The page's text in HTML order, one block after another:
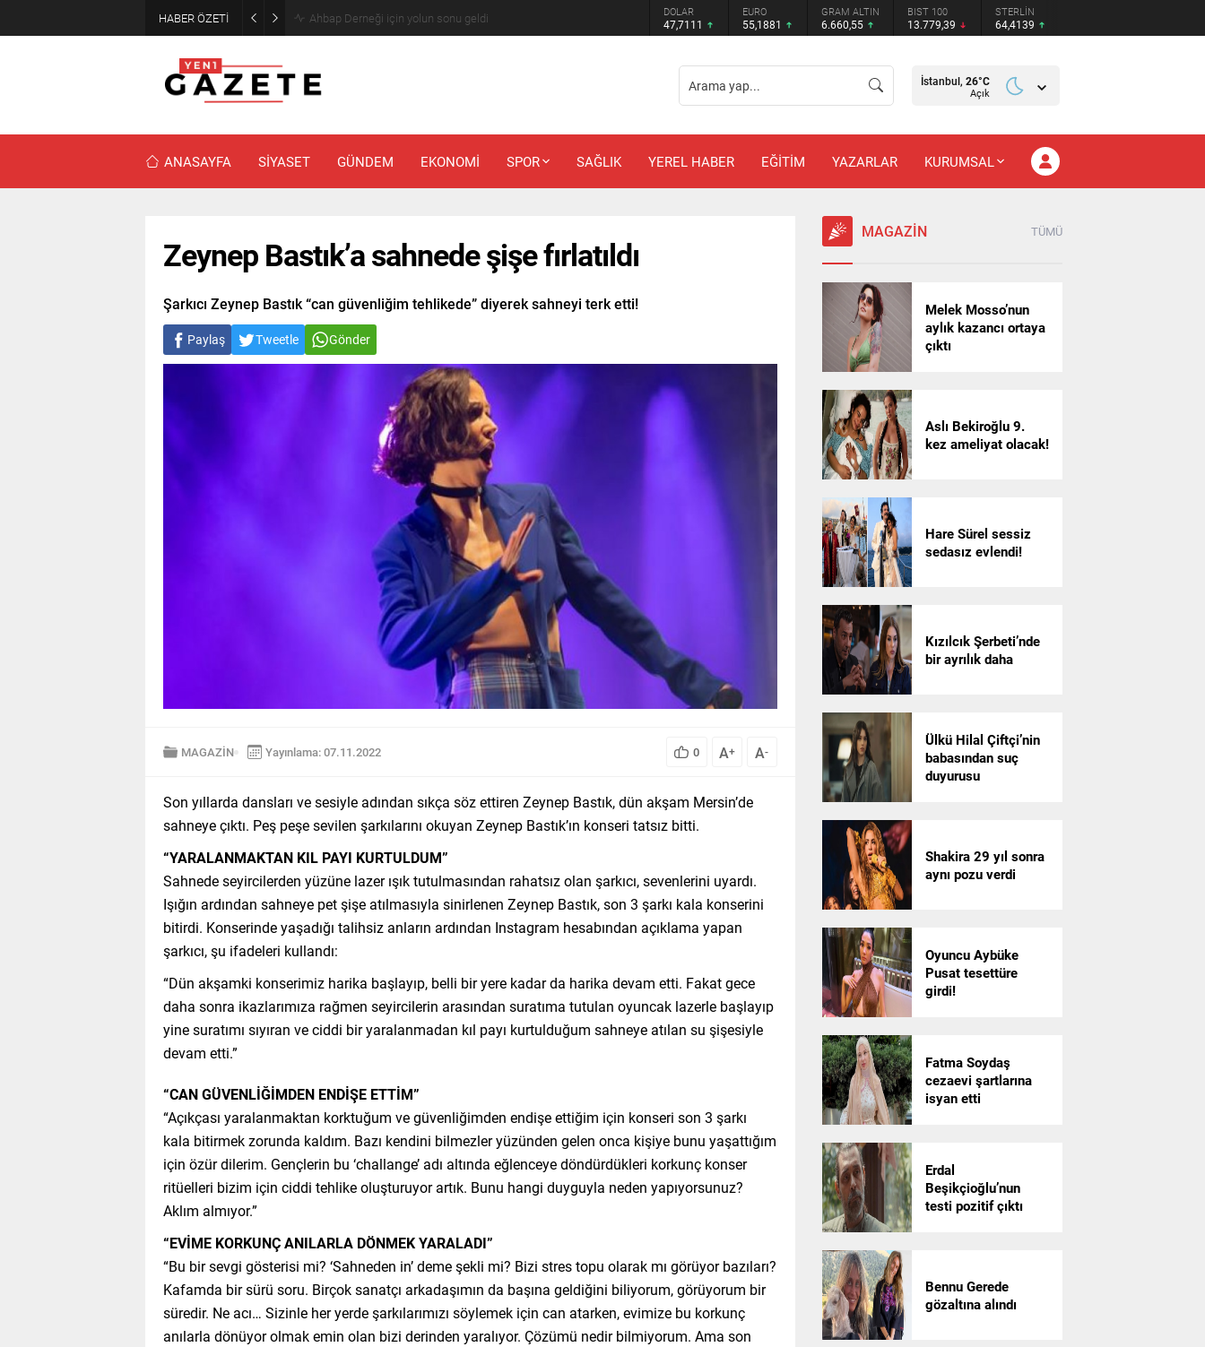
HABER ÖZETİ Mourinho’dan Arda Güler’e kötü haber DOLAR
47,7111
EURO
55,1881
GRAM ALTIN
6.660,55
BIST 100
13.779,39
STERLİN
64,4139
İstanbul, 26°C
Açık
ANASAYFA SİYASET GÜNDEM EKONOMİ SPOR SAĞLIK YEREL HABER EĞİTİM YAZARLAR KURUMSAL
Zeynep Bastık’a sahnede şişe fırlatıldı
Şarkıcı Zeynep Bastık “can güvenliğim tehlikede” diyerek sahneyi terk etti!
Paylaş Tweetle Gönder
MAGAZİN Yayınlama: 07.11.2022 0 A+ A-
Son yıllarda dansları ve sesiyle adından sıkça söz ettiren Zeynep Bastık, dün akşam Mersin’de
sahneye çıktı. Peş peşe sevilen şarkılarını okuyan Zeynep Bastık’ın konseri tatsız bitti.
“YARALANMAKTAN KIL PAYI KURTULDUM”
Sahnede seyircilerden yüzüne lazer ışık tutulmasından rahatsız olan şarkıcı, sevenlerini uyardı.
Işığın ardından sahneye pet şişe atılmasıyla sinirlenen Zeynep Bastık, son 3 şarkı kala konserini
bitirdi. Konserinde yaşadığı talihsiz anların ardından Instagram hesabından açıklama yapan
şarkıcı, şu ifadeleri kullandı:
“Dün akşamki konserimiz harika başlayıp, belli bir yere kadar da harika devam etti. Fakat gece
daha sonra ikazlarımıza rağmen seyircilerin arasından suratıma tutulan oyuncak lazerle başlayıp
yine suratımı sıyıran ve ciddi bir yaralanmadan kıl payı kurtulduğum sahneye atılan su şişesiyle
devam etti.”
“CAN GÜVENLİĞİMDEN ENDİŞE ETTİM”
“Açıkçası yaralanmaktan korktuğum ve güvenliğimden endişe ettiğim için konseri son 3 şarkı
kala bitirmek zorunda kaldım. Bazı kendini bilmezler yüzünden gelen onca kişiye bunu yaşattığım
için özür dilerim. Gençlerin bu ‘challange’ adı altında eğlenceye döndürdükleri korkunç konser
ritüelleri bizim için ciddi tehlike oluşturuyor artık. Bunu hangi duyguyla neden yapıyorsunuz?
Aklım almıyor.”
“EVİME KORKUNÇ ANILARLA DÖNMEK YARALADI”
“Bu bir sevgi gösterisi mi? ‘Sahneden in’ deme şekli mi? Bizi stres topu olarak mı görüyor bazıları?
Kafamda bir sürü soru. Birçok sanatçı arkadaşımın da başına geldiğini biliyorum, görüyorum bir
süredir. Ne acı… Sizinle her yerde şarkılarımızı söylemek için can atarken, evimize bu korkunç
anılarla dönüyor olmak emin olan bizi derinden yaralıyor. Çözümü nedir bilmiyorum. Ama son
MAGAZİN TÜMÜ
Melek Mosso’nun
aylık kazancı ortaya
çıktı
Aslı Bekiroğlu 9.
kez ameliyat olacak!
Hare Sürel sessiz
sedasız evlendi!
Kızılcık Şerbeti’nde
bir ayrılık daha
Ülkü Hilal Çiftçi’nin
babasından suç
duyurusu
Shakira 29 yıl sonra
aynı pozu verdi
Oyuncu Aybüke
Pusat tesettüre
girdi!
Fatma Soydaş
cezaevi şartlarına
isyan etti
Erdal
Beşikçioğlu’nun
testi pozitif çıktı
Bennu Gerede
gözaltına alındı